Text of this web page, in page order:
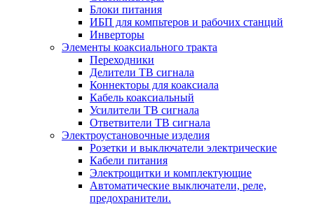
Блоки питания
ИБП для компьтеров и рабочих станций
Инверторы
Элементы коаксиального тракта
Переходники
Делители ТВ сигнала
Коннекторы для коаксиала
Кабель коаксиальный
Усилители ТВ сигнала
Ответвители ТВ сигнала
Электроустановочные изделия
Розетки и выключатели электрические
Кабели питания
Электрощитки и комплектующие
Автоматические выключатели, реле,
предохранители.